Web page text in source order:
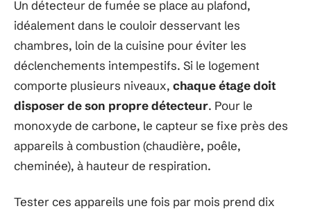
Un détecteur de fumée se place au plafond,
idéalement dans le couloir desservant les
chambres, loin de la cuisine pour éviter les
déclenchements intempestifs. Si le logement
comporte plusieurs niveaux, chaque étage doit
disposer de son propre détecteur. Pour le
monoxyde de carbone, le capteur se fixe près des
appareils à combustion (chaudière, poêle,
cheminée), à hauteur de respiration.
Tester ces appareils une fois par mois prend dix